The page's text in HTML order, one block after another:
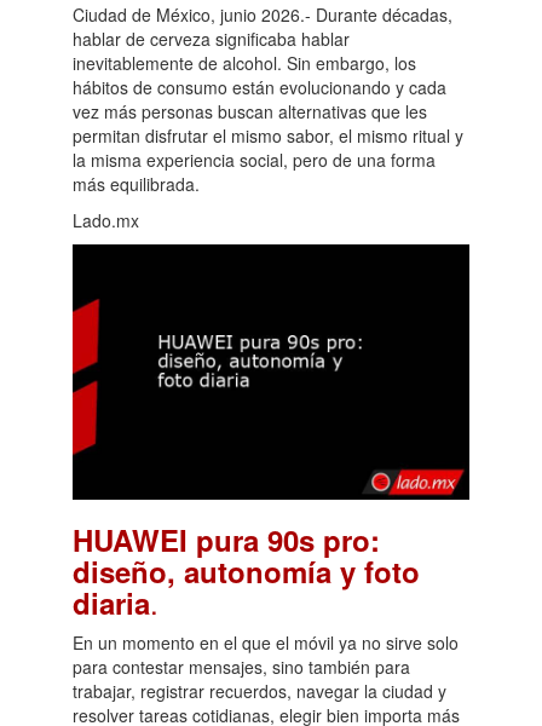
Ciudad de México, junio 2026.- Durante décadas,
hablar de cerveza significaba hablar
inevitablemente de alcohol. Sin embargo, los
hábitos de consumo están evolucionando y cada
vez más personas buscan alternativas que les
permitan disfrutar el mismo sabor, el mismo ritual y
la misma experiencia social, pero de una forma
más equilibrada.
Lado.mx
HUAWEI pura 90s pro:
diseño, autonomía y foto
diaria.
En un momento en el que el móvil ya no sirve solo
para contestar mensajes, sino también para
trabajar, registrar recuerdos, navegar la ciudad y
resolver tareas cotidianas, elegir bien importa más